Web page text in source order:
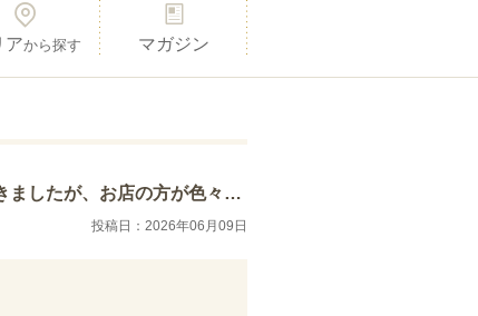
アから探す マガジン
ージがつきました。ウェーブ型を購入した…
投稿日：2026年06月09日